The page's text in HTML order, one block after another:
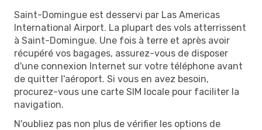
Saint-Domingue est desservi par Las Americas
International Airport. La plupart des vols atterrissent
à Saint-Domingue. Une fois à terre et après avoir
récupéré vos bagages, assurez-vous de disposer
d'une connexion Internet sur votre téléphone avant
de quitter l'aéroport. Si vous en avez besoin,
procurez-vous une carte SIM locale pour faciliter la
navigation.
N'oubliez pas non plus de vérifier les options de